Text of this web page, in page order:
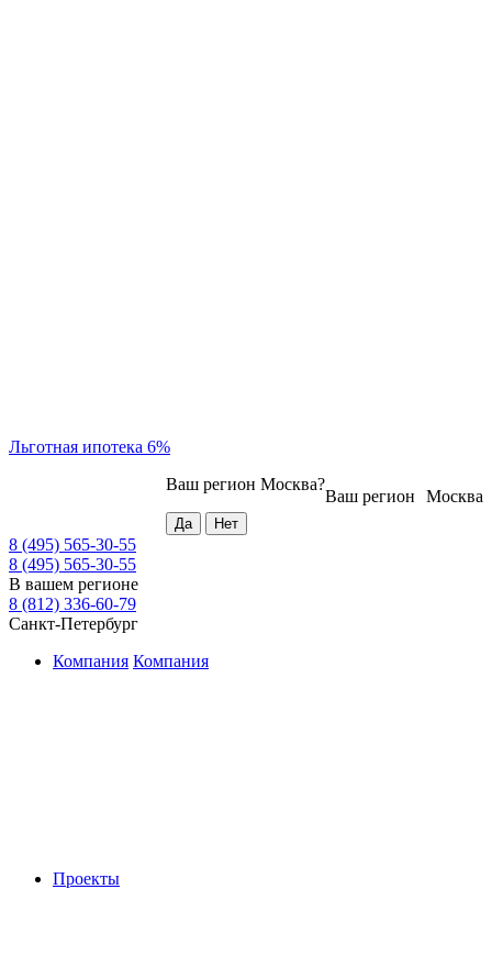
Льготная ипотека 6%
Москва
Ваш регион
Ваш регион Москва?
8 (495) 565-30-55
8 (495) 565-30-55
В вашем регионе
8 (812) 336-60-79
Санкт-Петербург
Компания Компания
Проекты